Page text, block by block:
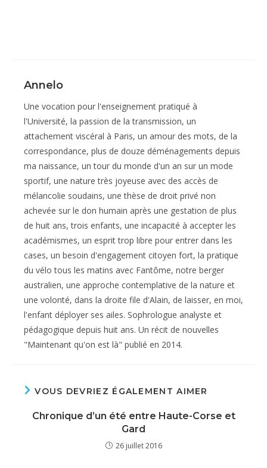
Annelo
Une vocation pour l'enseignement pratiqué à
l'Université, la passion de la transmission, un
attachement viscéral à Paris, un amour des mots, de la
correspondance, plus de douze déménagements depuis
ma naissance, un tour du monde d'un an sur un mode
sportif, une nature très joyeuse avec des accès de
mélancolie soudains, une thèse de droit privé non
achevée sur le don humain après une gestation de plus
de huit ans, trois enfants, une incapacité à accepter les
académismes, un esprit trop libre pour entrer dans les
cases, un besoin d'engagement citoyen fort, la pratique
du vélo tous les matins avec Fantôme, notre berger
australien, une approche contemplative de la nature et
une volonté, dans la droite file d'Alain, de laisser, en moi,
l'enfant déployer ses ailes. Sophrologue analyste et
pédagogique depuis huit ans. Un récit de nouvelles
"Maintenant qu'on est là" publié en 2014.
VOUS DEVRIEZ ÉGALEMENT AIMER
Chronique d’un été entre Haute-Corse et
Gard
26 juillet 2016